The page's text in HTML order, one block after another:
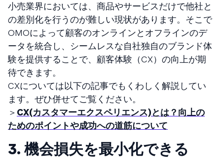
小売業界においては、商品やサービスだけで他社と
の差別化を行うのが難しい現状があります。そこで
OMOによって顧客のオンラインとオフラインのデ
ータを統合し、シームレスな自社独自のブランド体
験を提供することで、顧客体験（CX）の向上が期
待できます。
CXについては以下の記事でもくわしく解説してい
ます。ぜひ併せてご覧ください。
＞ CX(カスタマーエクスペリエンス)とは？向上の
ためのポイントや成功への道筋について
3. 機会損失を最小化できる